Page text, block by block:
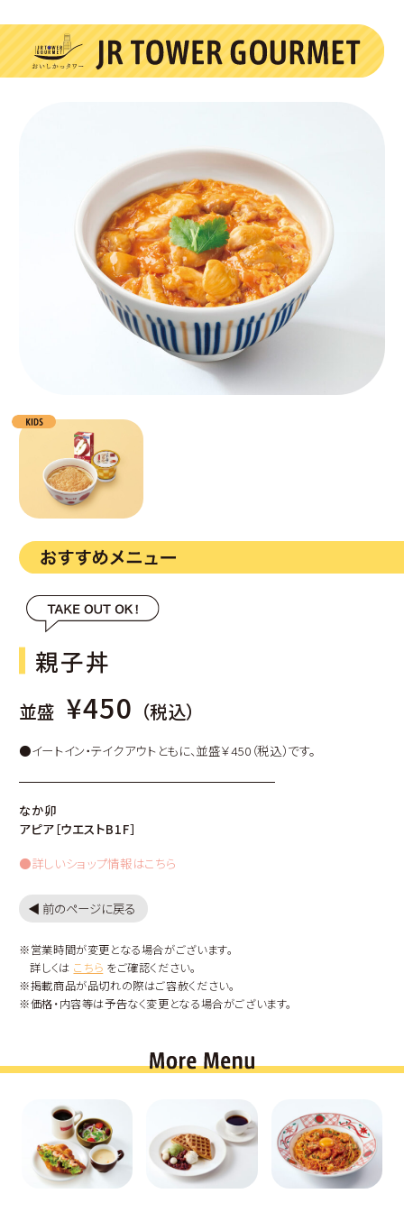
親子丼
並盛 ¥450 （税込）
●イートイン・テイクアウトともに、並盛￥450（税込）です。
なか卯
アピア［ウエストB1F］
●詳しいショップ情報はこちら
◀︎ 前のページに戻る
※営業時間が変更となる場合がございます。
詳しくは こちら をご確認ください。
※掲載商品が品切れの際はご容赦ください。
※価格・内容等は予告なく変更となる場合がございます。